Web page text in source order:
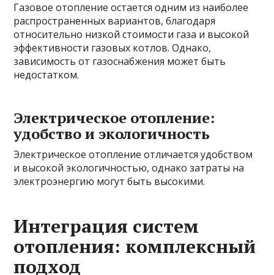
Газовое отопление остается одним из наиболее
распространенных вариантов, благодаря
относительно низкой стоимости газа и высокой
эффективности газовых котлов. Однако,
зависимость от газоснабжения может быть
недостатком.
Электрическое отопление:
удобство и экологичность
Электрическое отопление отличается удобством
и высокой экологичностью, однако затраты на
электроэнергию могут быть высокими.
Интеграция систем
отопления: комплексный
подход